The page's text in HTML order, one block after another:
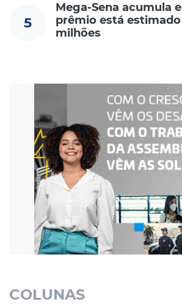
5
Mega-Sena acumula
prêmio está estimado
milhões
COLUNAS